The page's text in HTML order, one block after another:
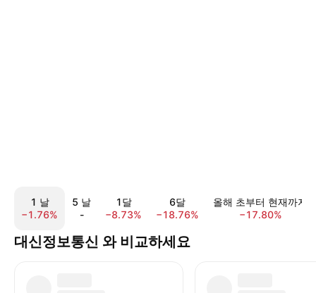
1 날
−1.76%
5 날
-
1달
−8.73%
6달
−18.76%
올해 초부터 현재까지
−17.80%
대신정보통신 와 비교하세요